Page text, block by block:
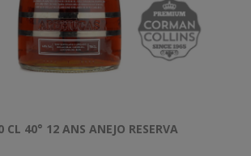
CL 40° 12 ANS ANEJO RESERVA